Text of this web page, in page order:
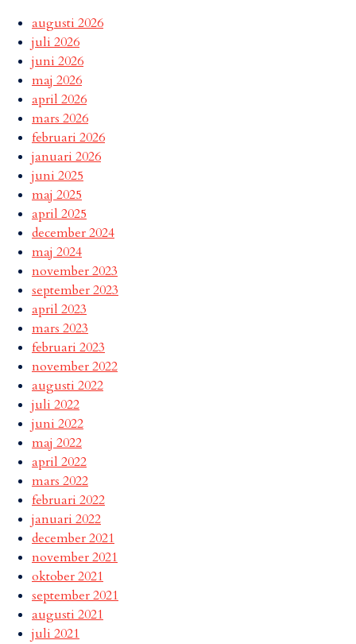
augusti 2026
juli 2026
juni 2026
maj 2026
april 2026
mars 2026
februari 2026
januari 2026
juni 2025
maj 2025
april 2025
december 2024
maj 2024
november 2023
september 2023
april 2023
mars 2023
februari 2023
november 2022
augusti 2022
juli 2022
juni 2022
maj 2022
april 2022
mars 2022
februari 2022
januari 2022
december 2021
november 2021
oktober 2021
september 2021
augusti 2021
juli 2021